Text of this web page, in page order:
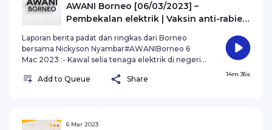
AWANI Borneo [06/03/2023] –
Pembekalan elektrik | Vaksin anti-rabies
Laporan berita padat dan ringkas dari Borneo
bersama Nickyson Nyambar#AWANIBorneo 6
Mac 2023 :- Kawal selia tenaga elektrik di negeri
kerajaan negeri- Peningkatan kes rabies : Pemilik
tua#AWANInewsSaksikan #AWANIBorneo setiap
Add to Queue Share
14m 36s
6 Mar 2023